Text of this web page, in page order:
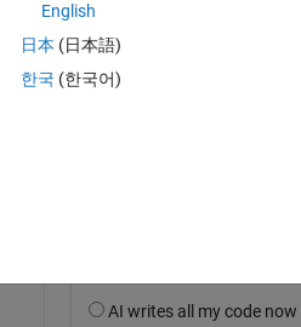
Acceptée :
English
日本 (日本語)
한국 (한국어)